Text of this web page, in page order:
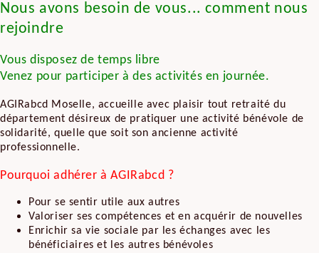
Nous avons besoin de vous... comment nous
rejoindre
Vous disposez de temps libre
Venez pour participer à des activités en journée.
AGIRabcd Moselle, accueille avec plaisir tout retraité du
département désireux de pratiquer une activité bénévole de
solidarité, quelle que soit son ancienne activité
professionnelle.
Pourquoi adhérer à AGIRabcd ?
​Pour se sentir utile aux autres
Valoriser ses compétences et en acquérir de nouvelles
Enrichir sa vie sociale par les échanges avec les
bénéficiaires et les autres bénévoles